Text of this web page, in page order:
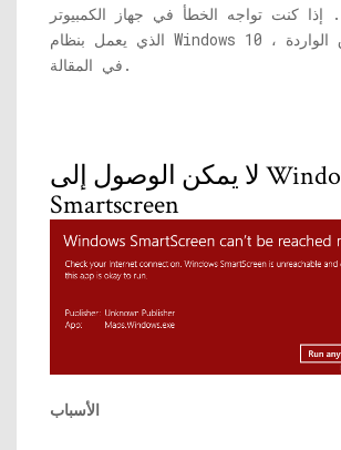
إذا كنت تواجه الخطأ في جهاز الكمبيوتر
الذي يعمل بنظام Windows 10 ، فجرّب الطرق الواردة
في المقالة.
لا يمكن الوصول إلى Windows
Smartscreen
الأسباب